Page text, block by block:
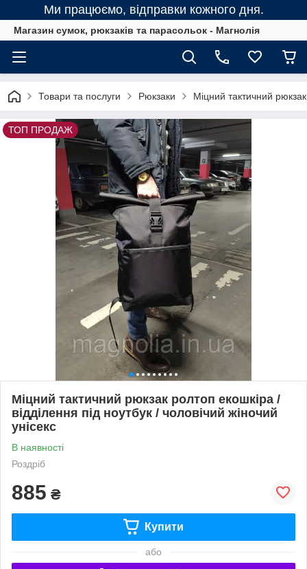
Ми працюємо, відправки кожного дня.
Магазин сумок, рюкзаків та парасольок - Магнолія
Товари та послуги Рюкзаки Міцний тактичний
ТОП ПРОДАЖ
Міцний тактичний рюкзак ролтоп екошкіра /
відділення під ноутбук / чоловічий жіночий
унісекс
В наявності
Роздріб
885 ₴
Купити
або